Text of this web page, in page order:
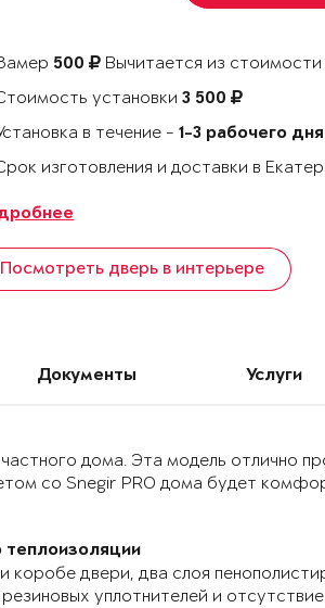
500
Вычитается из стоимости
установки3 500
в течение -1-3 рабочего дня
изготовления и доставки в
Посмотреть дверь в интерьере
Документы Услуги
дома. Эта модель отлично
со Snegir PRO дома будет
теплоизоляции
коробе двери, два слоя
уплотнителей и